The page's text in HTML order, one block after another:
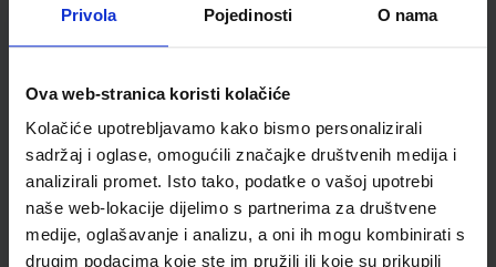
Privola Pojedinosti O nama
Ova web-stranica koristi kolačiće
Kolačiće upotrebljavamo kako bismo personalizirali
sadržaj i oglase, omogućili značajke društvenih medija i
analizirali promet. Isto tako, podatke o vašoj upotrebi
naše web-lokacije dijelimo s partnerima za društvene
medije, oglašavanje i analizu, a oni ih mogu kombinirati s
drugim podacima koje ste im pružili ili koje su prikupili
Autor
Nediljka Furčić
Školski razred
Vrsta škole
3 STRUKOVNA
Nastavni predmet
TEHNIČKE Š.ELEKTROTE
Reg br min
2936